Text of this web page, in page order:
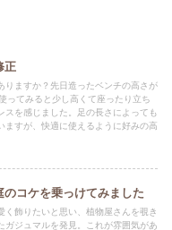
正
りますか？先日造ったベンチの高さが
ってみると少し高くて座ったり立ち
スを感じました。足の長さによっても
ますが、快適に使えるように好みの高
コケを乗っけてみました
く飾りたいと思い、植物屋さんを覗き
ガジュマルを発見。これが雰囲気があ